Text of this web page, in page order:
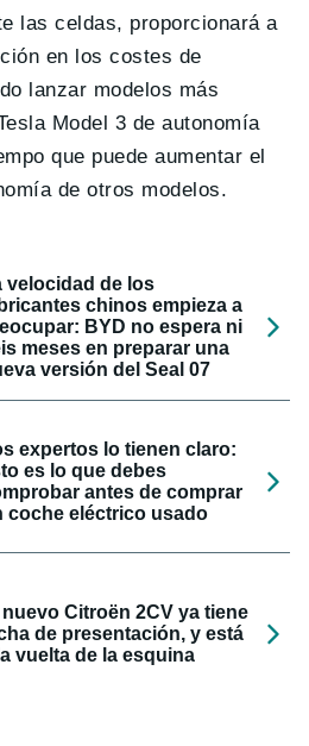
las celdas, proporcionará a
en los costes de
lanzar modelos más
Model 3 de autonomía
que puede aumentar el
de otros modelos.
velocidad de los
chinos empieza a
BYD no espera ni
meses en preparar una
versión del Seal 07
expertos lo tienen claro:
es lo que debes
antes de comprar
coche eléctrico usado
nuevo Citroën 2CV ya tiene
de presentación, y está
vuelta de la esquina